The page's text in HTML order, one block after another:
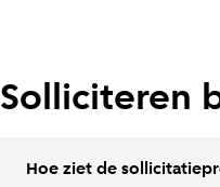
Solliciteren
Hoe ziet de